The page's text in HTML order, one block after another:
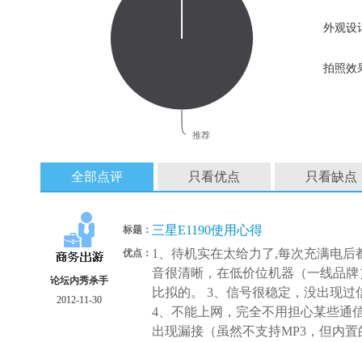
推荐
外观设
拍照效
全部点评 只看优点 只看缺点
论坛内秀杀手
2012-11-30
标题： 三星E1190使用心得
优点： 1、待机实在太给力了,每次充满电
音很清晰，在低价位机器（一线品
比拟的。 3、信号很稳定，没出现
4、不能上网，完全不用担心某些通
出现漏接（虽然不支持MP3，但内